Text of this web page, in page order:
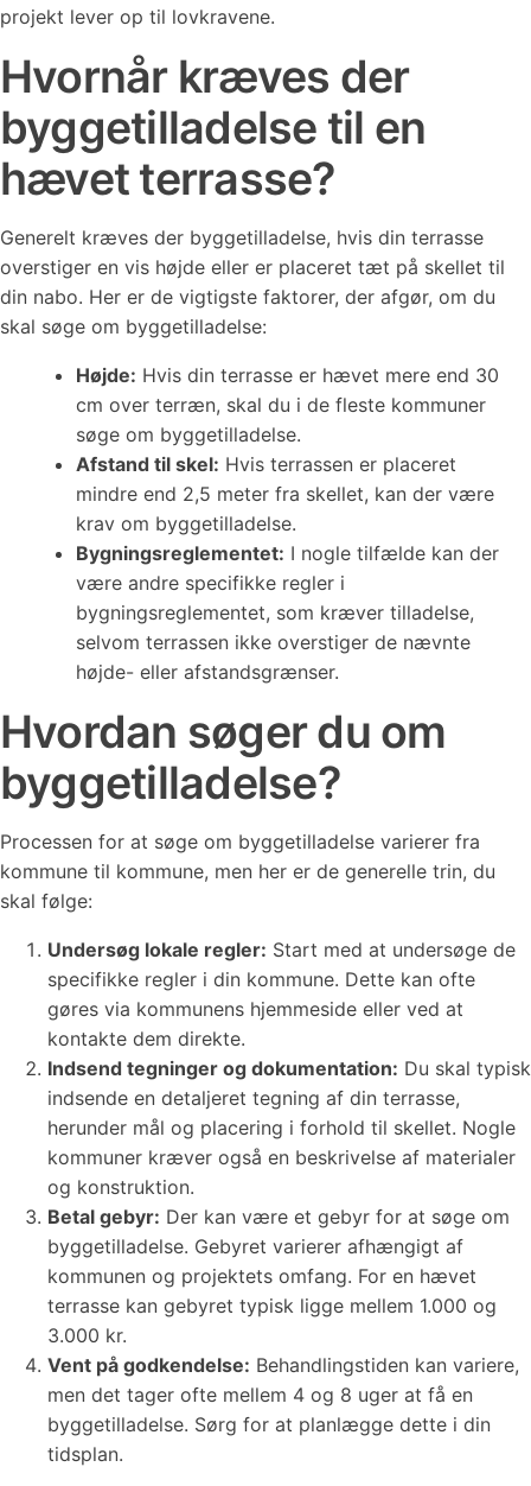
projekt lever op til lovkravene.
Hvornår kræves der
byggetilladelse til en
hævet terrasse?
Generelt kræves der byggetilladelse, hvis din terrasse
overstiger en vis højde eller er placeret tæt på skellet til
din nabo. Her er de vigtigste faktorer, der afgør, om du
skal søge om byggetilladelse:
Højde: Hvis din terrasse er hævet mere end 30
cm over terræn, skal du i de fleste kommuner
søge om byggetilladelse.
Afstand til skel: Hvis terrassen er placeret
mindre end 2,5 meter fra skellet, kan der være
krav om byggetilladelse.
Bygningsreglementet: I nogle tilfælde kan der
være andre specifikke regler i
bygningsreglementet, som kræver tilladelse,
selvom terrassen ikke overstiger de nævnte
højde- eller afstandsgrænser.
Hvordan søger du om
byggetilladelse?
Processen for at søge om byggetilladelse varierer fra
kommune til kommune, men her er de generelle trin, du
skal følge:
Undersøg lokale regler: Start med at undersøge de
specifikke regler i din kommune. Dette kan ofte
gøres via kommunens hjemmeside eller ved at
kontakte dem direkte.
Indsend tegninger og dokumentation: Du skal typisk
indsende en detaljeret tegning af din terrasse,
herunder mål og placering i forhold til skellet. Nogle
kommuner kræver også en beskrivelse af materialer
og konstruktion.
Betal gebyr: Der kan være et gebyr for at søge om
byggetilladelse. Gebyret varierer afhængigt af
kommunen og projektets omfang. For en hævet
terrasse kan gebyret typisk ligge mellem 1.000 og
3.000 kr.
Vent på godkendelse: Behandlingstiden kan variere,
men det tager ofte mellem 4 og 8 uger at få en
byggetilladelse. Sørg for at planlægge dette i din
tidsplan.